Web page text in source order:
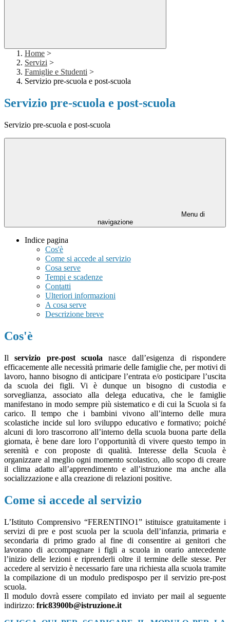
Home >
Servizi >
Famiglie e Studenti >
Servizio pre-scuola e post-scuola
Servizio pre-scuola e post-scuola
Servizio pre-scuola e post-scuola
Menu di
navigazione
Indice pagina
Cos'è
Come si accede al servizio
Cosa serve
Tempi e scadenze
Contatti
Ulteriori informazioni
A cosa serve
Descrizione breve
Cos'è
Ilservizio pre-post scuola nasce dall’esigenza di rispondere
efficacemente alle necessità primarie delle famiglie che, per motivi di
lavoro, hanno bisogno di anticipare l’entrata e/o posticipare l’uscita
da scuola dei figli. Vi è dunque un bisogno di custodia e
sorveglianza, associato alla delega educativa, che le famiglie
manifestano in modo sempre più sistematico e di cui la Scuola si fa
carico. Il tempo che i bambini vivono all’interno delle mura
scolastiche incide sul loro sviluppo educativo e formativo; poiché
alcuni di loro trascorrono all’interno della scuola buona parte della
giornata, è bene dare loro l’opportunità di vivere questo tempo in
serenità e con proposte di qualità. Interesse della Scuola è
organizzare al meglio ogni momento scolastico, allo scopo di creare
il clima adatto all’apprendimento e all’istruzione ma anche alla
socializzazione e alla creazione di relazioni positive.
Come si accede al servizio
L’Istituto Comprensivo “FERENTINO1” istituisce gratuitamente i
servizi di pre e post scuola per la scuola dell’infanzia, primaria e
secondaria di primo grado al fine di consentire ai genitori che
lavorano di accompagnare i figli a scuola in orario antecedente
l’inizio delle lezioni e riprenderli oltre il termine delle stesse. Per
accedere al servizio è necessario fare una richiesta alla scuola tramite
la compilazione di un modulo predispospo per il servizio pre-post
scuola.
Il modulo dovrà essere compilato ed inviato per mail al seguente
indirizzo: fric83900b@istruzione.it